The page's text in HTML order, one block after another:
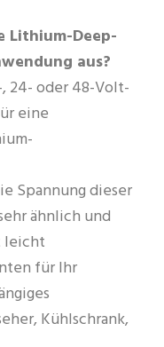
Lithium-Deep-
aus?
24- oder 48-Volt-
eine
Spannung dieser
ähnlich und
leicht
für Ihr
Kühlschrank,